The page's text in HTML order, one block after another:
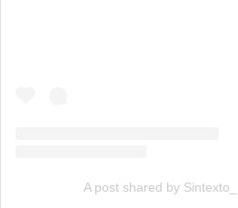
A post shared by